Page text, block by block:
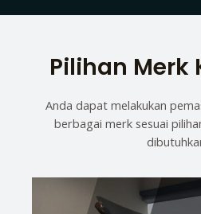
Pilihan Merk
Anda dapat melakukan
berbagai merk sesuai